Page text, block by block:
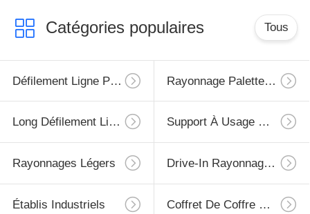
Catégories populaires Tous
Défilement Ligne Par Ligne Résistant De Palette Rayonnage Palette Sélective
Long Défilement Ligne Par Ligne D'envergure Support À Usage Moyen
Rayonnages Légers Drive-In Rayonnage À Palettes
Établis Industriels Coffret De Coffre D'outil